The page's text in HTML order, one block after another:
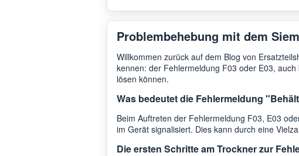
Problembehebung mit dem
Willkommen zurück auf dem Blog von
kennen: der Fehlermeldung F03 oder E03,
lösen können.
Was bedeutet die Fehlermeldung
Beim Auftreten der Fehlermeldung F03, E03
im Gerät signalisiert. Dies kann durch eine
Die ersten Schritte am Trockner zur